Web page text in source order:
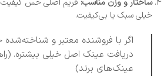
خیلی سبک یا بی‌کیفیت.
اگر با فروشنده معتبر و شناخته‌شده
دریافت عینک اصل خیلی بیشتره.
عینک‌های برند)